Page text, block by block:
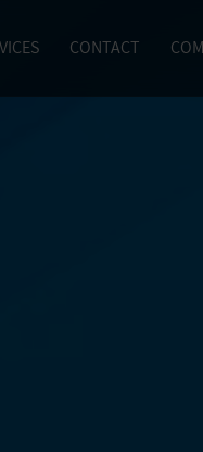
CONTACT